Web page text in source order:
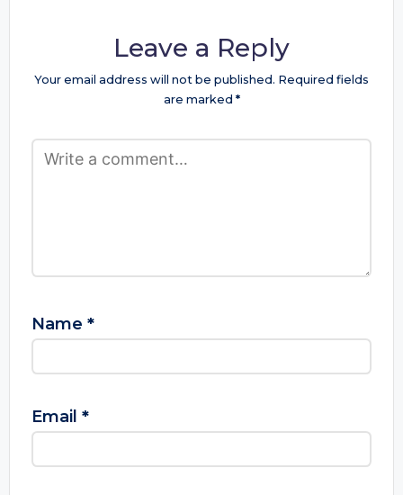
Leave a Reply
Your email address will not be published. Required fields
are marked *
Name *
Email *